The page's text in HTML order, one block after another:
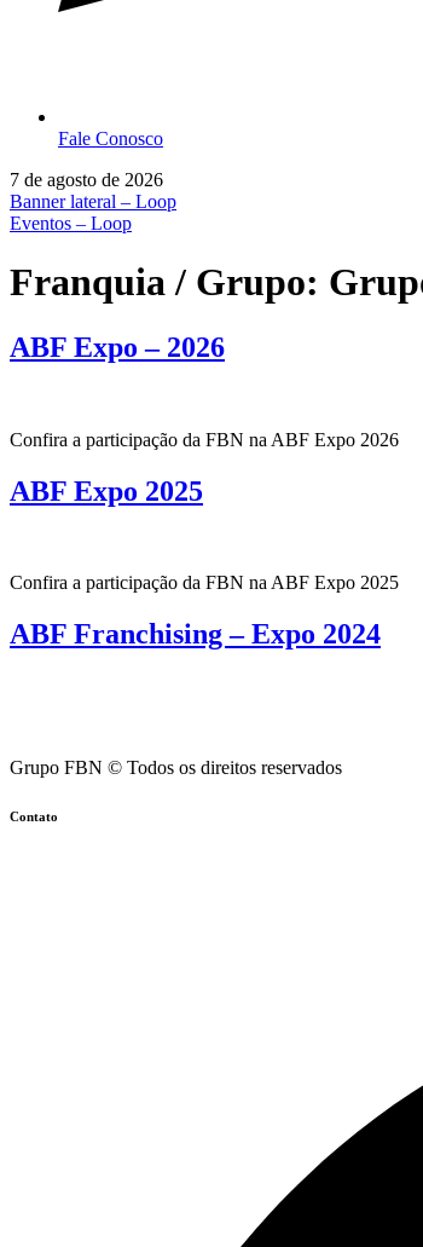
Fale Conosco
7 de agosto de 2026
Banner lateral – Loop
Eventos – Loop
Franquia / Grupo:
ABF Expo – 2026
Confira a participação da FBN na ABF Expo 2026
ABF Expo 2025
Confira a participação da FBN na ABF Expo 2025
ABF Franchising – Expo 2024
Grupo FBN © Todos os direitos reservados
Contato